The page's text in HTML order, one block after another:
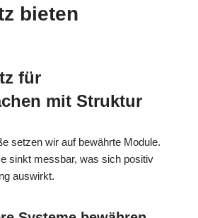
bieten
für
mit Struktur
setzen wir auf bewährte Module.
sinkt messbar, was sich positiv
auswirkt.